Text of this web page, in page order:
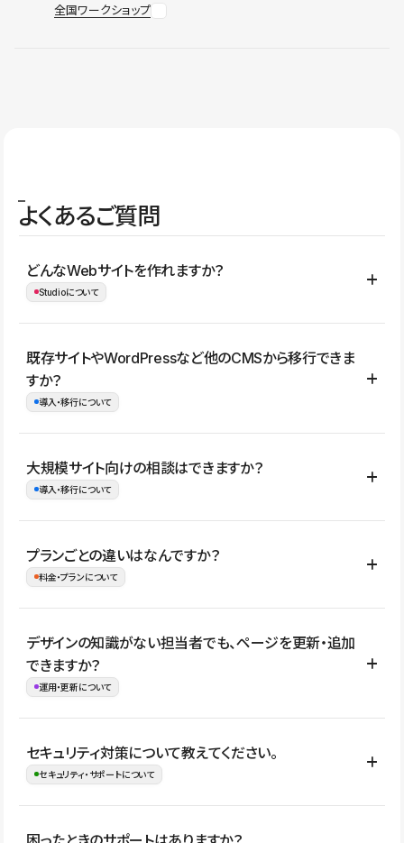
全国ワークショップ
よくあるご質問
どんなWebサイトを作れますか？
Studioについて
コーポレートサイト、サービスサイト、LP、採用サイト、ブロ
グ・メディア、イベントサイト、店舗・商品紹介サイト、ポートフ
ォリオなど幅広く制作できます。
既存サイトやWordPressなど他のCMSから移行できま
すか？
導入・移行について
はい。既存サイトの構成やコンテンツ、URLを整理したうえで、
Studio上に再構築する形で移行できます。 WordPressの場合は、
イト全体のデザインや設定がそのまま移行されるわけではないた
め、移行後にページ構成やデザイン、CMS設計、URL・リダイレク
大規模サイト向けの相談はできますか？
導入・移行について
はい。アクセス規模が大きいサイトや、複数部門での運用、権限管
理、セキュリティ確認、既存システムとの連携など、個別の要件が
ない段階でも、お問い合わせください。
お問合せはこちら
プランごとの違いはなんですか？
料金・プランについて
公開ページ数、バージョン履歴の期間、CMS利用数の上限、権限
管理の有無などがプランごとに異なります。詳しくは料金プランペ
ージをご覧ください。
デザインの知識がない担当者でも、ページを更新・追加
できますか？
運用・更新について
はい。CMSやコンポーネントを活用して更新範囲を設計しておく
ことで、デザインを崩しにくい状態で運用できます。 さらにコン
セキュリティ対策について教えてください。
セキュリティ・サポートについて
Studioでは、公開サイトやサービスを安全に利用できるよう、通信